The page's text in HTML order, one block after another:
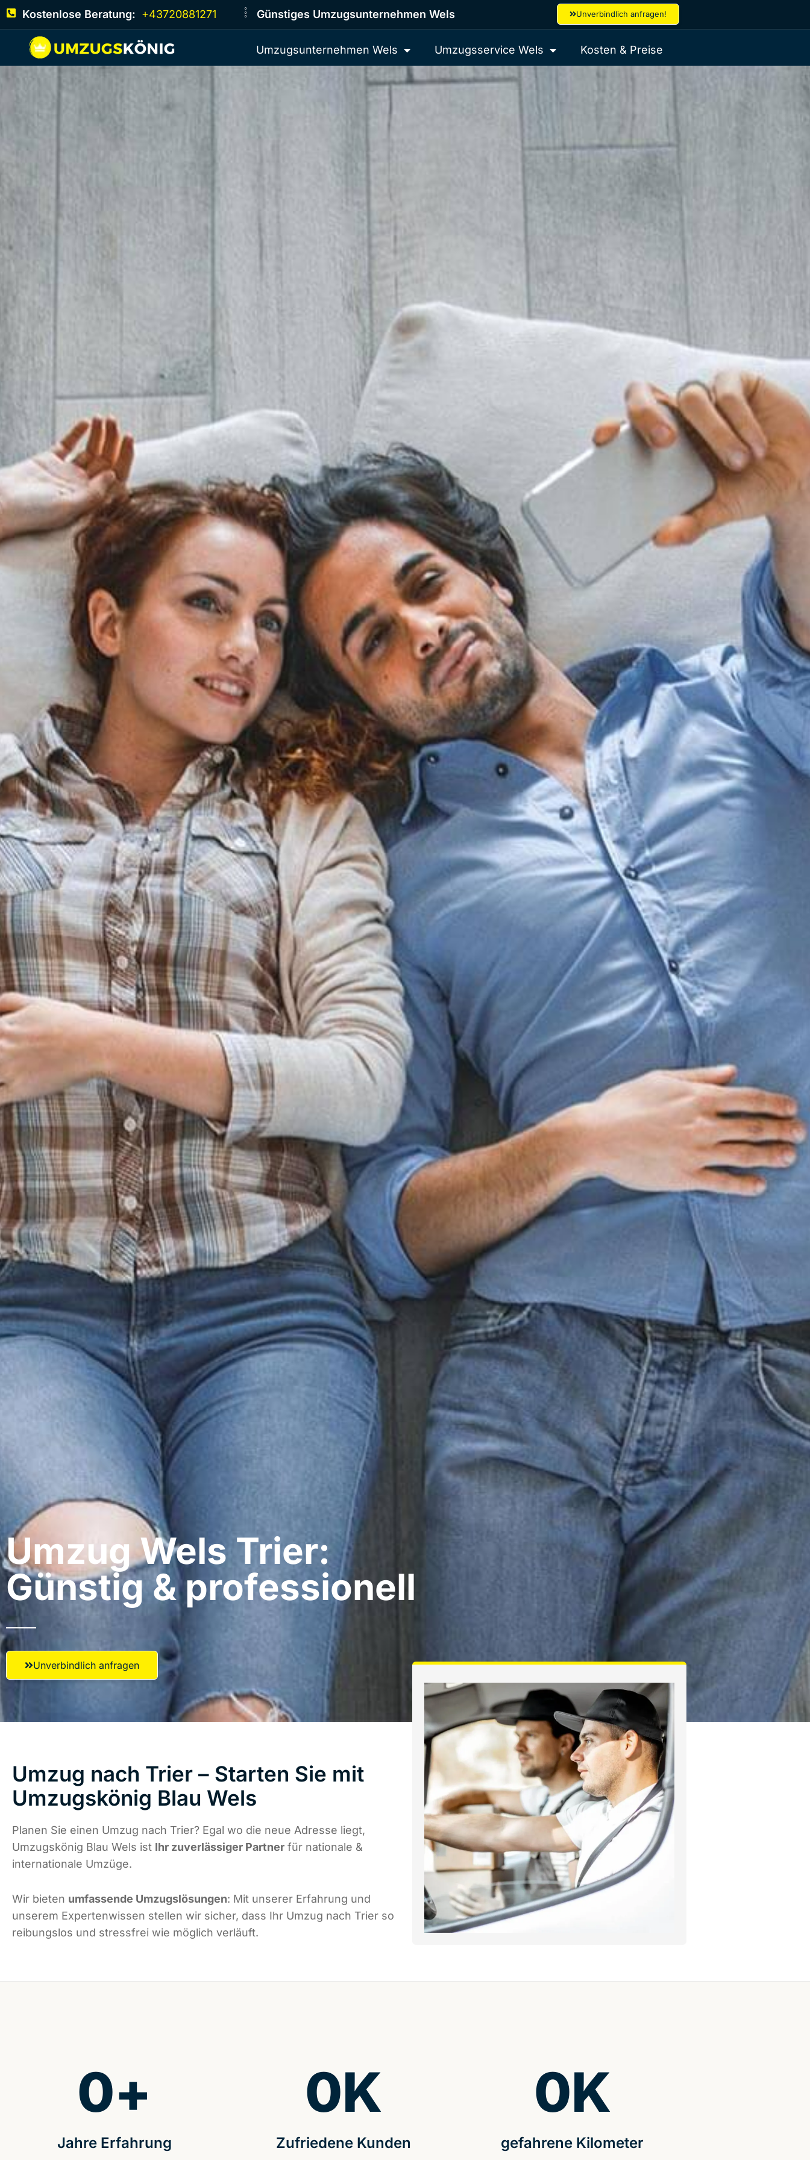
Kostenlose Beratung: +43720881271 Günstiges Umzugsunternehmen Wels Unverbindlich anfragen!
Umzugsunternehmen Wels Umzugsservice Wels Kosten & Preise
Umzug Wels​ Trier:
Günstig & professionell​
Unverbindlich anfragen
Umzug nach Trier – Starten Sie mit
Umzugskönig Blau Wels
Planen Sie einen Umzug nach Trier? Egal wo die neue Adresse liegt,
Umzugskönig Blau Wels ist Ihr zuverlässiger Partner für nationale &
internationale Umzüge.
Wir bieten umfassende Umzugslösungen: Mit unserer Erfahrung und
unserem Expertenwissen stellen wir sicher, dass Ihr Umzug nach Trier so
reibungslos und stressfrei wie möglich verläuft.
Jahre Erfahrung
0+
Zufriedene Kunden
0K
gefahrene Kilometer
0K